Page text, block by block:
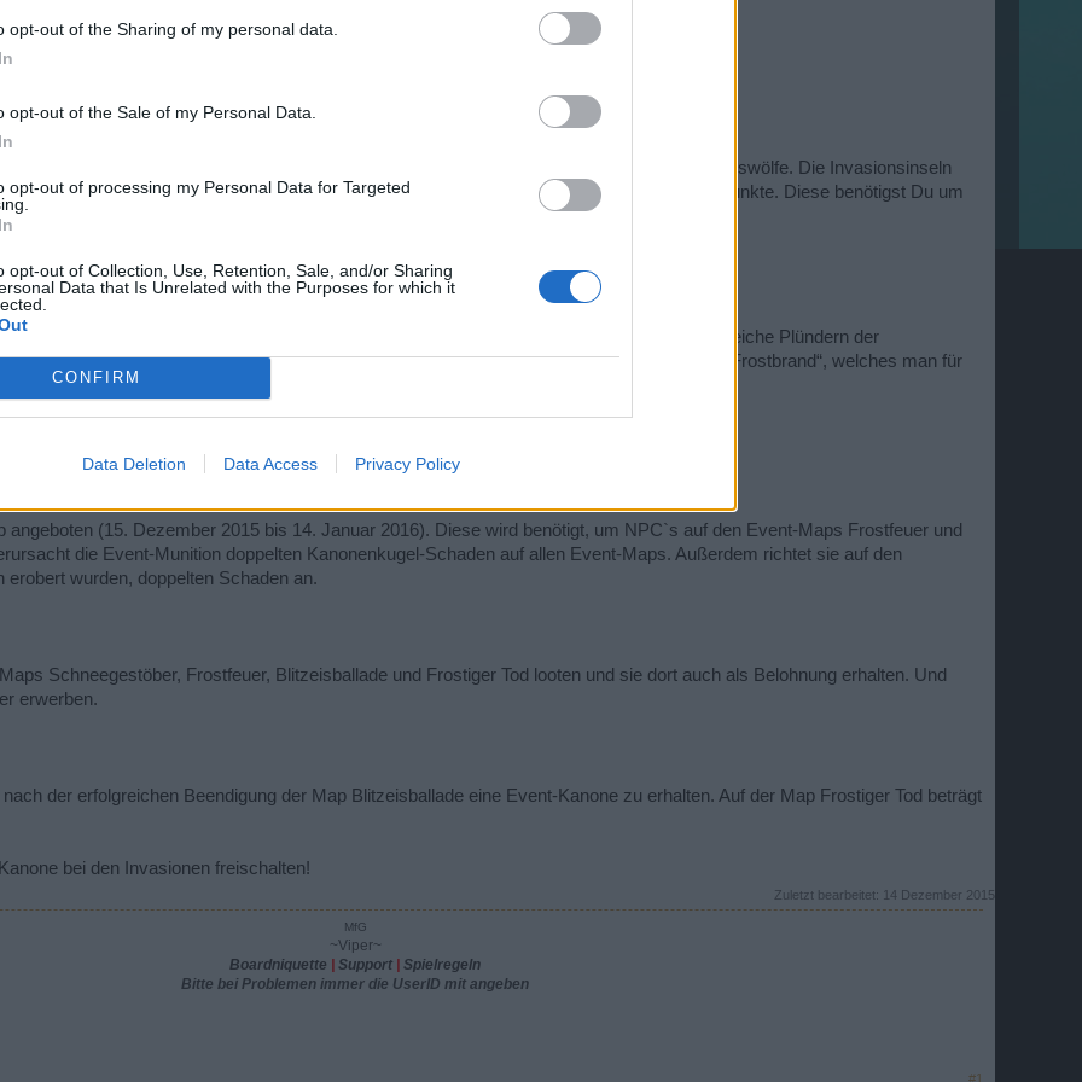
opt-out of the Sharing of my personal data.
opt-out of the Sale of my Personal Data.
opt-out of processing my Personal Data for Targeted
opt-out of Collection, Use, Retention, Sale, and/or Sharing
Data that Is Unrelated with the Purposes for which it
CONFIRM
Data Deletion Data Access Privacy Policy
auf der Karte Karuma (Zone 23) jeden Tag um 2 Uhr, 7 Uhr, 12 Uhr, 16 Uhr und 20 Uhr.
auf der Karte Frostringen (Zone 31) jeden Tag um 1 Uhr, 8 Uhr, 14 Uhr und 18 Uhr.
wie kannst Du daran teilnehmen?
Piratenherrschern belagert werden. Zahnlose Eiswölfe, Bissige Eiswölfe und Tollwütige Eiswölfe. Die Invasionsinseln
Insel-Liste. Für jede erfolgreiche Plünderung der Invasionsinseln bekommst Du Invasionspunkte. Diese benötigst Du um
benötigten Gildenrechte besitzt.
und dem passenden „Eisberg-Deck“ gibt es noch weitere Belohnungen für das erfolgreiche Plündern der
Du im Gildenfenster unter Belohnungen/Invasion. Darunter ist auch wieder das Schiff „Frostbrand“, welches man für
des Winters“ kannst Du ebenfalls beim Händler erwerben.
(15. Dezember 2015 bis 14. Januar 2016). Diese wird benötigt, um NPC`s auf den Event-Maps Frostfeuer und
die Event-Munition doppelten Kanonenkugel-Schaden auf allen Event-Maps. Außerdem richtet sie auf den
wurden, doppelten Schaden an.
Schneegestöber, Frostfeuer, Blitzeisballade und Frostiger Tod looten und sie dort auch als Belohnung erhalten. Und
erwerben.
der erfolgreichen Beendigung der Map Blitzeisballade eine Event-Kanone zu erhalten. Auf der Map Frostiger Tod beträgt
bei den Invasionen freischalten!
Zuletzt bearbeitet: 14 Dezember 2015
MfG
~Viper~
Boardniquette | Support | Spielregeln
Bitte bei Problemen immer die UserID mit angeben
#1